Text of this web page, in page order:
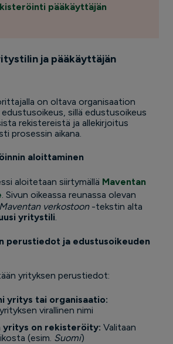
pääkäyttäjän
ja pääkäyttäjän
on oltava organisaation
sillä edustusoikeus
rekistereistä ja allekirjoitus
prosessin aikana.
aloittaminen
aloitetaan siirtymällä Maventan
. Sivun oikeassa reunassa olevan
verkostoon-tekstin alta
yritystili.
perustiedot ja edustusoikeuden
yrityksen perustiedot:
yritys tai organisaatio:
virallinen nimi
yritys on rekisteröity: Valitaan
(esim. Suomi)